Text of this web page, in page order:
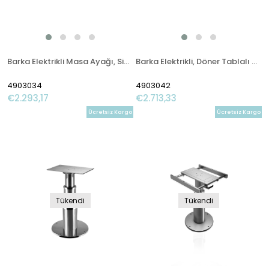
Barka Elektrikli Masa Ayağı, Siyah. 24V. 2 Kademe-700mm
4903034
€2.293,17
Barka Elektrikli, Döner Tablalı Masa Ayağı. 12V. 2 Kademe - 732mm
4903042
€2.713,33
Tükendi
Ücretsiz Kargo
Tükendi
Ücretsiz Kargo